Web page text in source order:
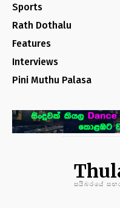
Sports
Rath Dothalu
Features
Interviews
Pini Muthu Palasa
සයිබරයේ